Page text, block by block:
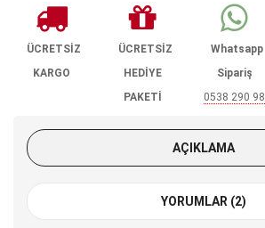
ÜCRETSİZ
KARGO
ÜCRETSİZ
HEDİYE
PAKETİ
Whatsapp
Sipariş
0538 290 98
AÇIKLAMA
YORUMLAR (2)